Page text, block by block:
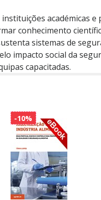
académicas
conhecimento
sistemas de
impacto social da
capacitadas.
-10%